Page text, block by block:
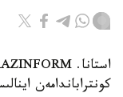
كونتراباندامەن